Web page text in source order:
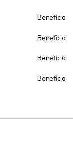
Beneficio
Beneficio
Beneficio
Beneficio